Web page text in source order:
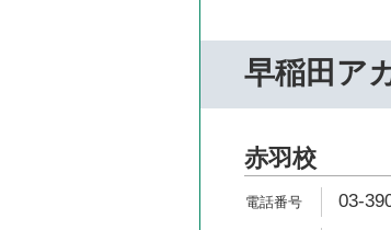
早稲田ア
赤羽校
03-